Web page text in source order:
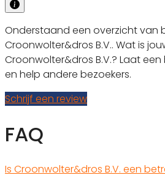
Onderstaand een overzicht van
Croonwolter&dros B.V.. Wat is
Croonwolter&dros B.V.? Laat
en help andere bezoekers.
Schrijf een review
FAQ
Is Croonwolter&dros B.V. een